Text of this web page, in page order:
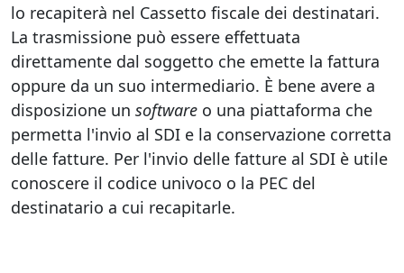
lo recapiterà nel Cassetto fiscale dei destinatari.
La trasmissione può essere effettuata
direttamente dal soggetto che emette la fattura
oppure da un suo intermediario. È bene avere a
disposizione un software o una piattaforma che
permetta l'invio al SDI e la conservazione corretta
delle fatture. Per l'invio delle fatture al SDI è utile
conoscere il codice univoco o la PEC del
destinatario a cui recapitarle.